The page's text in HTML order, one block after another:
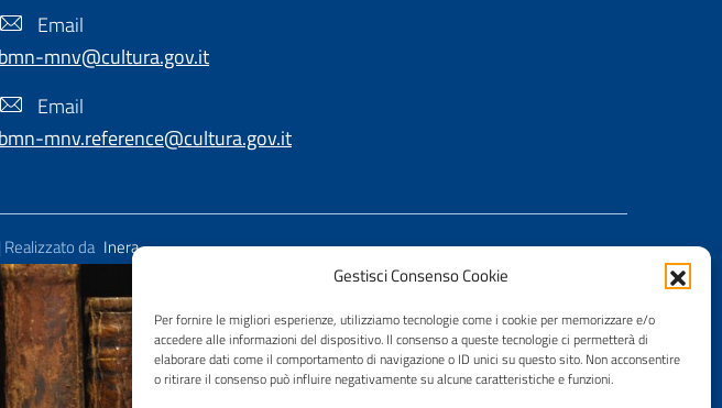
Gestisci Consenso Cookie
Per fornire le migliori esperienze, utilizziamo tecnologie come i cookie per memorizzare e/o
accedere alle informazioni del dispositivo. Il consenso a queste tecnologie ci permetterà di
elaborare dati come il comportamento di navigazione o ID unici su questo sito. Non acconsentire
o ritirare il consenso può influire negativamente su alcune caratteristiche e funzioni.
Email
bmn-mnv@cultura.gov.it
Email
bmn-mnv.reference@cultura.gov.it
| Realizzato da Inera